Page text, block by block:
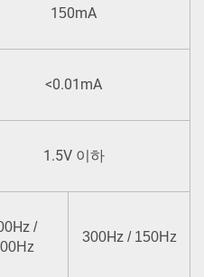
1 50mA
<0.01mA
1.5V 이하
Hz /
300Hz / 150Hz